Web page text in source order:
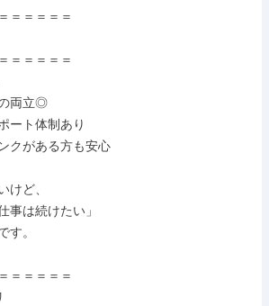
＝＝＝＝＝
＝＝＝＝＝
両立◎
ート体制あり
クがある方も安心
けど、
事は続けたい」
す。
＝＝＝＝＝